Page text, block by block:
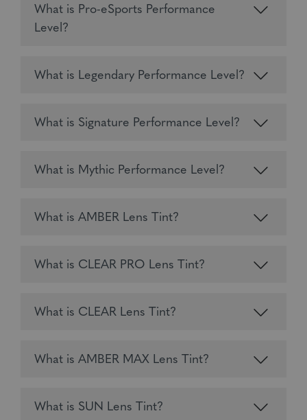
What is Pro-eSports Performance
Level?
What is Legendary Performance Level?
What is Signature Performance Level?
What is Mythic Performance Level?
What is AMBER Lens Tint?
What is CLEAR PRO Lens Tint?
What is CLEAR Lens Tint?
What is AMBER MAX Lens Tint?
What is SUN Lens Tint?